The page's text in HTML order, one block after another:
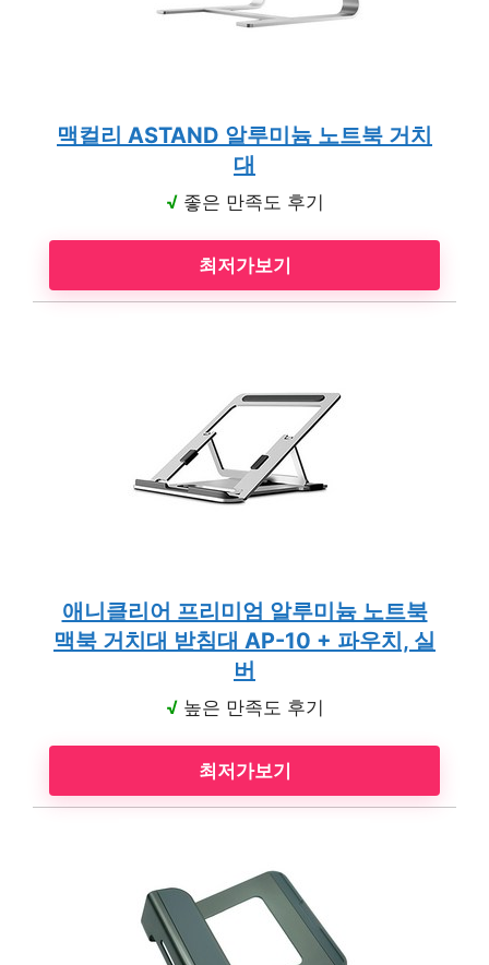
맥컬리 ASTAND 알루미늄 노트북 거치
대
√좋은 만족도 후기
최저가보기
애니클리어 프리미엄 알루미늄 노트북
맥북 거치대 받침대 AP-10 + 파우치, 실
버
√높은 만족도 후기
최저가보기